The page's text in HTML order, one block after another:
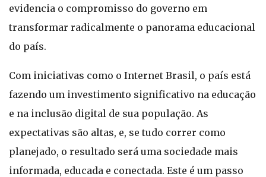
evidencia o compromisso do governo em
transformar radicalmente o panorama educacional
do país.
Com iniciativas como o Internet Brasil, o país está
fazendo um investimento significativo na educação
e na inclusão digital de sua população. As
expectativas são altas, e, se tudo correr como
planejado, o resultado será uma sociedade mais
informada, educada e conectada. Este é um passo